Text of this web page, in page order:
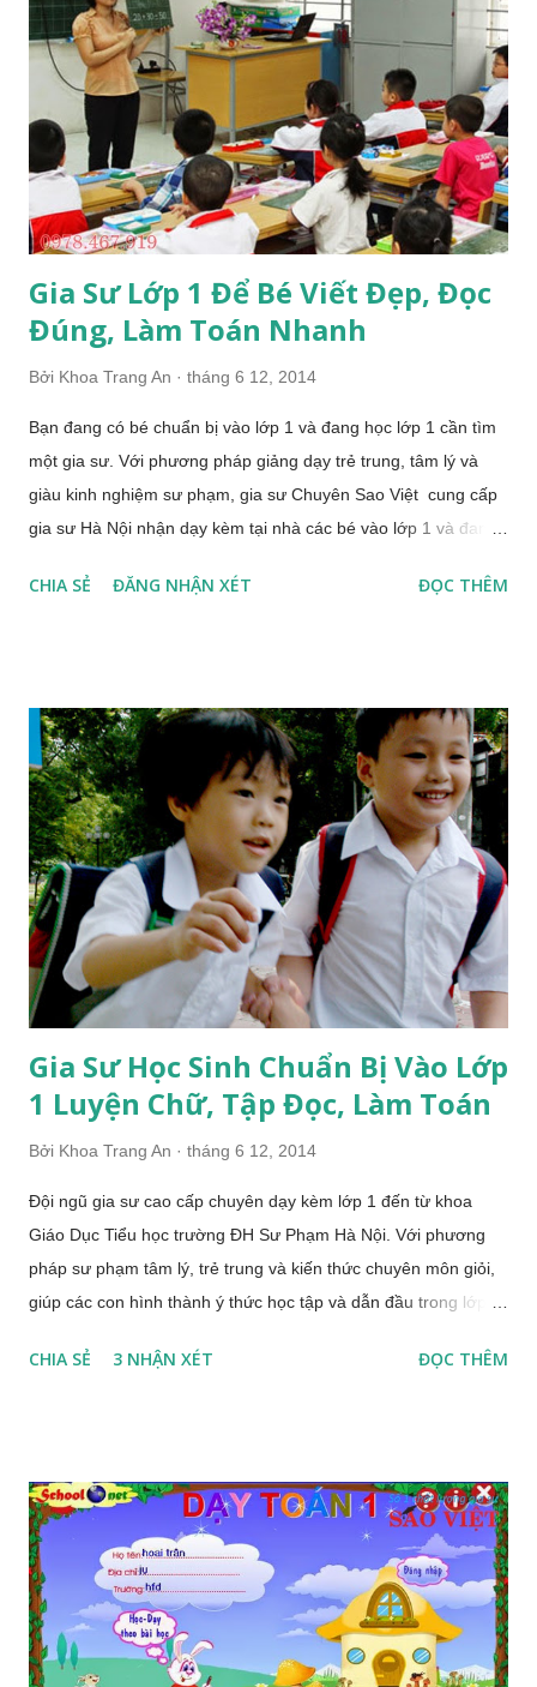
lớn hơn 60 và nhỏ hơn 80 thì cả 2 đáp án A. 61 và B. 70 đều
đúng. Nhưng khi em học sinh chọn đáp án A thì cô giáo lại cho
là sai và cô sửa lại đáp án B mới là đúng. Trong đề toán này,
đa số các ý kiến của độc giả đều không đồng tình và bức xúc
với cách ra đề của giáo viên. Đề Toán điền dấu ...
Gia Sư Lớp 1 Để Bé Viết Đẹp, Đọc
Đúng, Làm Toán Nhanh
Bởi Khoa Trang An tháng 6 12, 2014
Bạn đang có bé chuẩn bị vào lớp 1 và đang học lớp 1 cần tìm
một gia sư. Với phương pháp giảng dạy trẻ trung, tâm lý và
giàu kinh nghiệm sư phạm, gia sư Chuyên Sao Việt cung cấp
gia sư Hà Nội nhận dạy kèm tại nhà các bé vào lớp 1 và đang
Học LỢI ÍCH CỦA QUÝ BẬC PHHS >>> Bạn đang lo lắng con
Làm thế nào để con thông thạo cách đánh vần, cách cầm bút
viết đúng nét, đúng chữ và làm phép tính nhanh? >>> Bạn
đang băn khoăn con vẫn còn mải chơi và chưa quen với việc
học? Cách xây dựng thói quen, hình thành ý thức tực giác cho
bé ngồi vào bàn học và học bài. >>> Bé không theo kịp các
bạn cùng lớp Phương pháp giảng dạy thông minh, dễ hiểu
giúp bé hoàn thiện kiến thức và kỹ năng trên lớp. >>>...
CHIA SẺ ĐĂNG NHẬN XÉT ĐỌC THÊM
Gia Sư Học Sinh Chuẩn Bị Vào Lớp
1 Luyện Chữ, Tập Đọc, Làm Toán
Bởi Khoa Trang An tháng 6 12, 2014
Đội ngũ gia sư cao cấp chuyên dạy kèm lớp 1 đến từ khoa
Giáo Dục Tiểu học trường ĐH Sư Phạm Hà Nội. Với phương
pháp sư phạm tâm lý, trẻ trung và kiến thức chuyên môn giỏi,
giúp các con hình thành ý thức học tập và dẫn đầu trong lớp.
Quý bậc PHHS đang lo lắng sắp tới đây con mình bước vào
bậc PHHS đều có những băng khoăn nào dưới đây? > Chuẩn
bị tâm lý cho con như thế nào trước khi học sinh chuẩn bị vào
lớp 1? > Con chuẩn bị vào lớp 1, cần chuẩn bị những gì về cả
về tâm sinh lý và thể chất? > Gia sư lớp 1 sẽ giúp được
những gì cho con? > Nội dung kiến thức cho con chuẩn bị vào
lớp 1 > Bố mẹ đã sẵn sàng tâm thế cho con chuẩn bị bước vào
CHIA SẺ 3 NHẬN XÉT ĐỌC THÊM